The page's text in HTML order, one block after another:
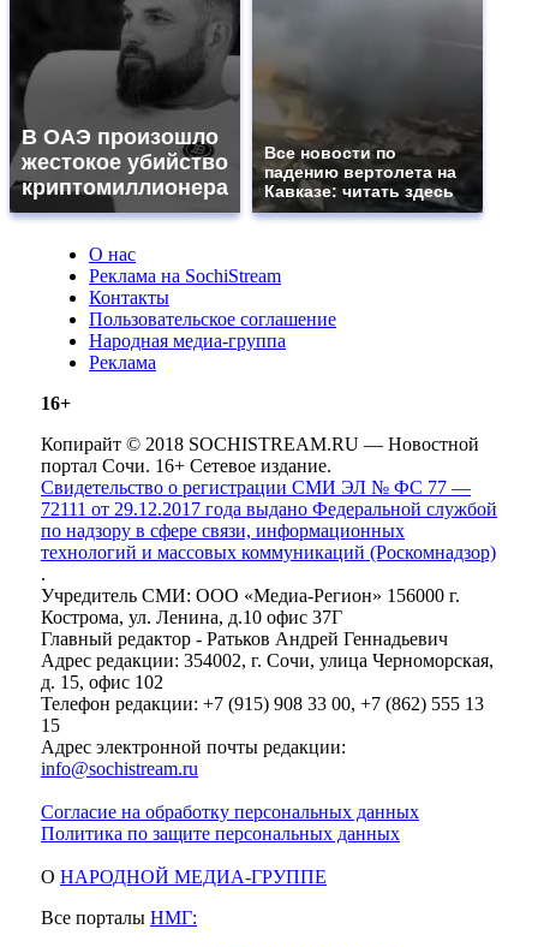
В ОАЭ произошло
жестокое убийство
криптомиллионера
Все новости по
падению вертолета на
Кавказе: читать здесь
О нас
Реклама на SochiStream
Контакты
Пользовательское соглашение
Народная медиа-группа
Реклама
16+
Копирайт © 2018 SOCHISTREAM.RU — Новостной
портал Сочи. 16+ Сетевое издание.
Свидетельство о регистрации СМИ ЭЛ № ФС 77 —
72111 от 29.12.2017 года выдано Федеральной службой
по надзору в сфере связи, информационных
технологий и массовых коммуникаций (Роскомнадзор)
.
Учредитель СМИ: ООО «Медиа-Регион» 156000 г.
Кострома, ул. Ленина, д.10 офис 37Г
Главный редактор - Ратьков Андрей Геннадьевич
Адрес редакции: 354002, г. Сочи, улица Черноморская,
д. 15, офис 102
Телефон редакции: +7 (915) 908 33 00, +7 (862) 555 13
15
Адрес электронной почты редакции:
info@sochistream.ru
Согласие на обработку персональных данных
Политика по защите персональных данных
О НАРОДНОЙ МЕДИА-ГРУППЕ
Все порталы НМГ: